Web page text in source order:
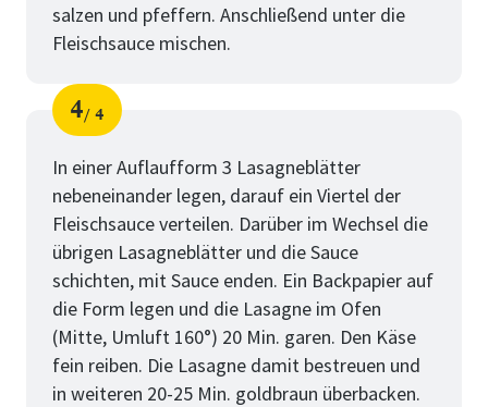
salzen und pfeffern. Anschließend unter die
Fleischsauce mischen.
Schritt
4
von
4
In einer Auflaufform 3 Lasagneblätter
nebeneinander legen, darauf ein Viertel der
Fleischsauce verteilen. Darüber im Wechsel die
übrigen Lasagneblätter und die Sauce
schichten, mit Sauce enden. Ein Backpapier auf
die Form legen und die Lasagne im Ofen
(Mitte, Umluft 160°) 20 Min. garen. Den Käse
fein reiben. Die Lasagne damit bestreuen und
in weiteren 20-25 Min. goldbraun überbacken.